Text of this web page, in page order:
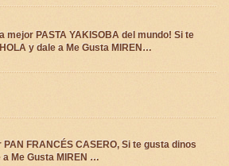
mejor PASTA YAKISOBA del mundo! Si te
y dale a Me Gusta MIREN…
FRANCÉS CASERO, Si te gusta dinos
a Me Gusta MIREN …